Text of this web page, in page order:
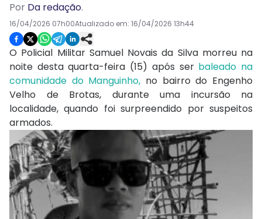
Por Da redação.
16/04/2026 07h00Atualizado em: 16/04/2026 13h44
O Policial Militar Samuel Novais da Silva morreu na
noite desta quarta-feira (15) após ser baleado na
comunidade do Manguinho, no bairro do Engenho
Velho de Brotas, durante uma incursão na
localidade, quando foi surpreendido por suspeitos
armados.